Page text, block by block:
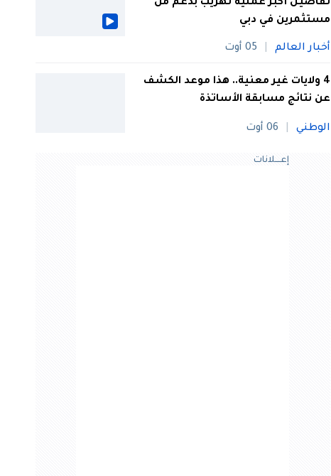
تفاصيل أكبر عملية تهريب بدعم من
مستثمرين في دبي
أخبار العالم 05 أوت
4 ولايات غير معنية.. هذا موعد الكشف
عن نتائج مسابقة الأساتذة
الوطني 06 أوت
إعــــلانات